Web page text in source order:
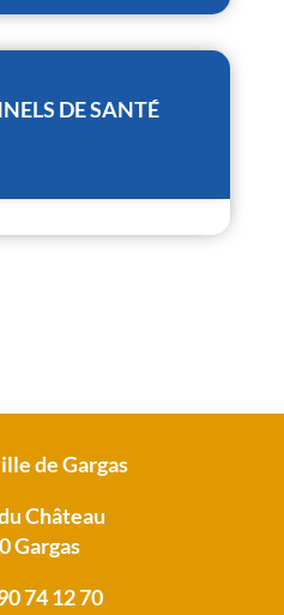
DE SANTÉ
de Gargas
Château
Gargas
74 12 70